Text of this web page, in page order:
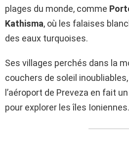
plages du monde, comme
Kathisma, où les falaises
des eaux turquoises.
Ses villages perchés dans la
couchers de soleil
l’aéroport de Preveza en fait
pour explorer les îles Ioniennes.